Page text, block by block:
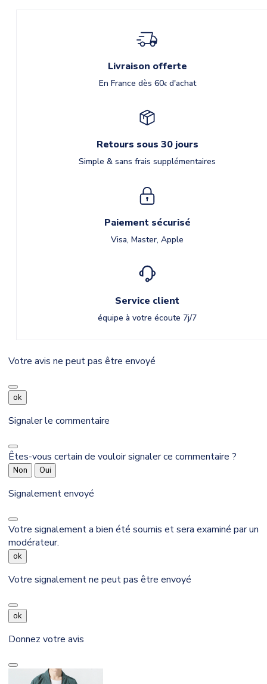
Livraison offerte
En France dès 60€d'achat
Retours sous 30 jours
Simple & sans frais supplémentaires
Paiement sécurisé
Visa, Master, Apple
Service client
équipe à votre écoute 7j/7
Votre avis ne peut pas être envoyé
ok
Signaler le commentaire
Êtes-vous certain de vouloir signaler ce commentaire ?
Non Oui
Signalement envoyé
Votre signalement a bien été soumis et sera examiné par un
modérateur.
ok
Votre signalement ne peut pas être envoyé
ok
Donnez votre avis